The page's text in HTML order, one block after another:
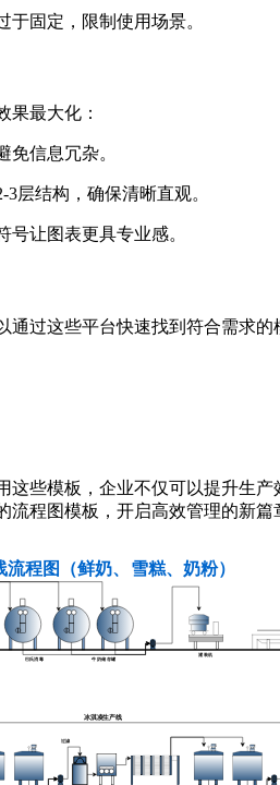
固定，限制使用场景。
果最大化：
信息冗杂。
层结构，确保清晰直观。
让图表更具专业感。
过这些平台快速找到符合需求的
些模板，企业不仅可以提升生产
程图模板，开启高效管理的新篇